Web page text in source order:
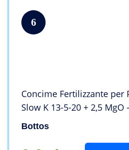
6
Concime Fertilizzante per
Slow K 13-5-20 + 2,5 MgO
Bottos